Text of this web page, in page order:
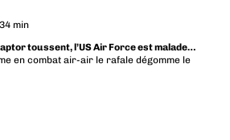
min
toussent, l’US Air Force est malade…
en combat air-air le rafale dégomme le